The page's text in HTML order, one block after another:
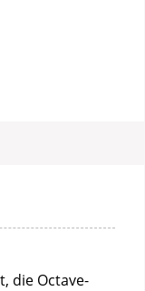
die Octave-